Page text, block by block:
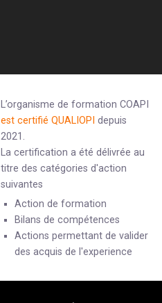
L’organisme de formation COAPI
est certifié QUALIOPI depuis
2021.
La certification a été délivrée au
titre des catégories d'action
suivantes
Action de formation
Bilans de compétences
Actions permettant de valider
des acquis de l'experience